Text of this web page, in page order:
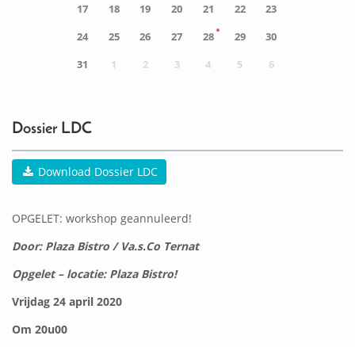
17
18 19 20 21 22
23
24
25 26 27 28 29
30
31
1 2 3 4 5 6
Dossier LDC
Download Dossier LDC
OPGELET: workshop geannuleerd!
Door: Plaza Bistro / Va.s.Co Ternat
Opgelet – locatie: Plaza Bistro!
Vrijdag 24 april 2020
Om 20u00